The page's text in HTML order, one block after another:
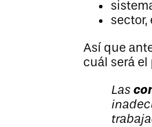
sector,
Así que
cuál será el
Las